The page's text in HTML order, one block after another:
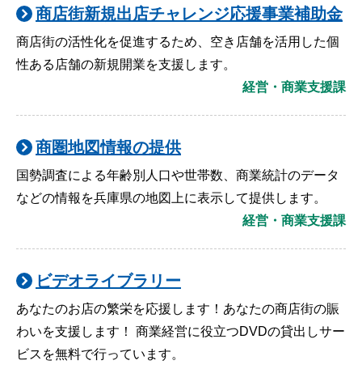
商店街新規出店チャレンジ応援事業補助金
商店街の活性化を促進するため、空き店舗を活用した個
性ある店舗の新規開業を支援します。
経営・商業支援課
商圏地図情報の提供
国勢調査による年齢別人口や世帯数、商業統計のデータ
などの情報を兵庫県の地図上に表示して提供します。
経営・商業支援課
ビデオライブラリー
あなたのお店の繁栄を応援します！あなたの商店街の賑
わいを支援します！ 商業経営に役立つDVDの貸出しサー
ビスを無料で行っています。